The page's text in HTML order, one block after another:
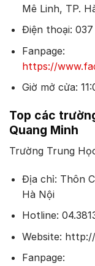
Mê Linh, TP.
Điện thoại: 037
Fanpage:
https://
Giờ mở cửa:
Top các
Quang Minh
Trường Trung
Địa chỉ: Thôn
Hà Nội
Hotline:
Website:
Fanpage: